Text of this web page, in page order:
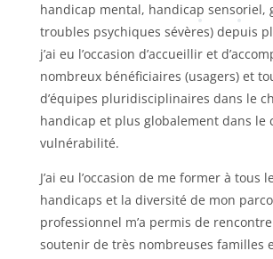
handicap mental, handicap sensoriel,
troubles psychiques sévères) depuis
j’ai eu l’occasion d’accueillir et
nombreux bénéficiaires (usagers) et
d’équipes pluridisciplinaires dans le
handicap et plus globalement dans le
vulnérabilité.
J’ai eu l’occasion de me former à tous
handicaps et la diversité de mon
professionnel m’a permis de
soutenir de très nombreuses familles